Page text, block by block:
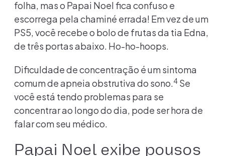
folha, mas o Papai Noel fica confuso e
escorrega pela chaminé errada! Em vez de um
PS5, você recebe o bolo de frutas da tia Edna,
de três portas abaixo. Ho-ho-hoops.
Dificuldade de concentração é um sintoma
comum de apneia obstrutiva do sono.4 Se
você está tendo problemas para se
concentrar ao longo do dia, pode ser hora de
falar com seu médico.
Papai Noel exibe pousos